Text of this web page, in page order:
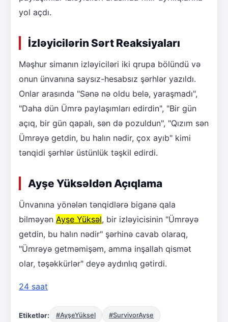
yol açdı.
İzləyicilərin Sərt Reaksiyaları
Məşhur simanın izləyiciləri iki qrupa bölündü və
onun ünvanına saysız-hesabsız şərhlər yazıldı.
Onlar arasında "Sənə nə oldu belə, yaraşmadı",
"Daha dün Ümrə paylaşımları edirdin", "Bir gün
açıq, bir gün qapalı, sən də pozuldun", "Qızım sən
Ümrəyə getdin, bu halın nədir, çox ayıb" kimi
tənqidi şərhlər üstünlük təşkil edirdi.
Ayşe Yüksəldən Açıqlama
Ünvanına yönələn tənqidlərə biganə qala
bilməyən Ayşe Yüksəl, bir izləyicisinin "Ümrəyə
getdin, bu halın nədir" şərhinə cavab olaraq,
"Ümrəyə getməmişəm, amma inşallah qismət
olar, təşəkkürlər" deyə aydınlıq gətirdi.
24 saat
Etiketlər: #AyşeYüksel #SurvivorAyşe